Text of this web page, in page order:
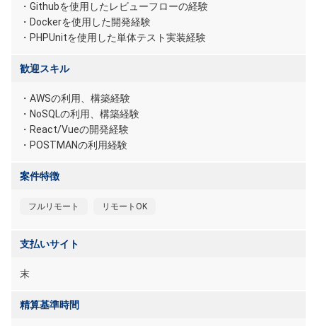
・Githubを使用したレビューフローの経験
・Dockerを使用した開発経験
・PHPUnitを使用した単体テスト実装経験
歓迎スキル
・AWSの利用、構築経験
・NoSQLの利用、構築経験
・React/Vueの開発経験
・POSTMANの利用経験
案件特徴
フルリモート リモートOK
支払いサイト
末
精算基準時間